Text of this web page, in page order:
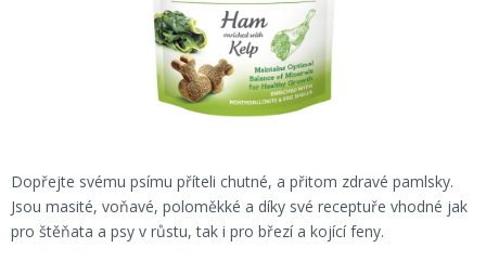
Dopřejte svému psímu příteli chutné, a přitom zdravé pamlsky.
Jsou masité, voňavé, poloměkké a díky své receptuře vhodné jak
pro štěňata a psy v růstu, tak i pro březí a kojící feny.